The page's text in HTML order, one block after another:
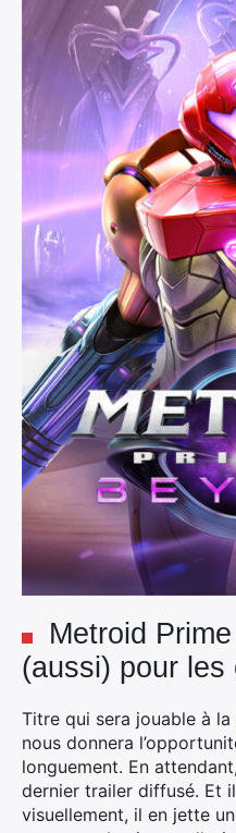
Metroid
(aussi) pour les
Titre qui sera jouable à la
nous donnera
longuement. En
dernier trailer diffusé. Et
visuellement, il en jette